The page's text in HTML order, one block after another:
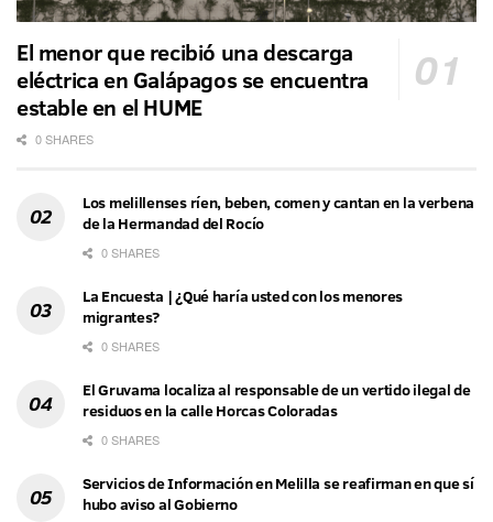
El menor que recibió una descarga
eléctrica en Galápagos se encuentra
estable en el HUME
0 SHARES
Los melillenses ríen, beben, comen y cantan en la verbena
de la Hermandad del Rocío
0 SHARES
La Encuesta | ¿Qué haría usted con los menores
migrantes?
0 SHARES
El Gruvama localiza al responsable de un vertido ilegal de
residuos en la calle Horcas Coloradas
0 SHARES
Servicios de Información en Melilla se reafirman en que sí
hubo aviso al Gobierno